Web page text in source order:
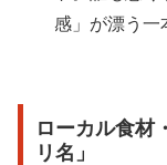
感」が漂う一
ローカル食材
リ名」